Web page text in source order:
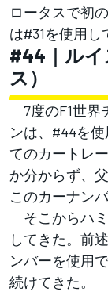
ロータスで初
は#31を使用し
#44｜ル
ス）
7度のF1世界
ンは、#44を
てのカートレ
か分からず、
このカーナン
そこからハ
してきた。前
ンバーを使用
続けてきた。